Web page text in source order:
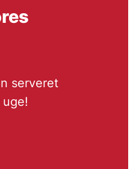
serveret